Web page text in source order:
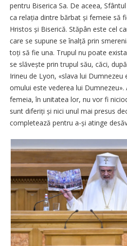
pentru Biserica Sa. De aceea,
ca relația dintre bărbat și femeie să
Hristos și Biserică. Stăpân este cel
care se supune se înalță prin
toți să fie una. Trupul nu poate
se slăvește prin trupul său, căci,
Irineu de Lyon, «slava lui Dumnezeu
omului este vederea lui Dumnezeu».
femeia, în unitatea lor, nu vor fi
sunt diferiți și nici unul mai presus
completează pentru a-și atinge